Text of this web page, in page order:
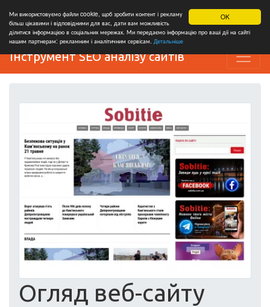
OK
Ми використовуємо файли cookie, щоб зробити контент і рекламу
більш цікавими і відповідними для вас, дати вам можливість
ділитися інформацією в соціальних мережах. Ми передаємо інформацію про ваші дії на сайті
нашим партнерам: рекламним і аналітичним сервісам. Детальніше
Інструмент SEO аналізу сайтів
Огляд веб-сайту